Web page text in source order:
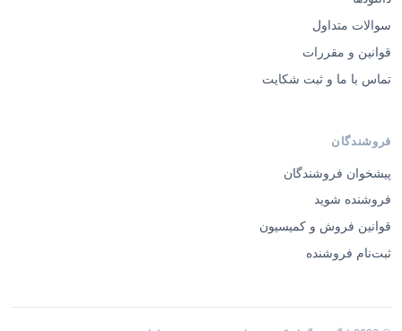
سوالات متداول
قوانین و مقررات
تماس با ما و ثبت شکایت
فروشنده شوید
قوانین فروش و کمیسیون
ثبت‌نام فروشنده